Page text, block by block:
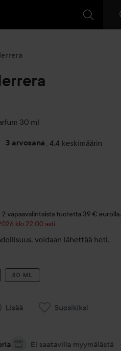
30 ml
3 arvosana , 4.4 keskimäärin
kommentit
2 vapaavalintaista tuotetta 39 € eurolla.
klo 22.00 asti
voidaan lähettää heti.
80 ML
Lisää Suosikiksi
Ei saatavilla myymälästä